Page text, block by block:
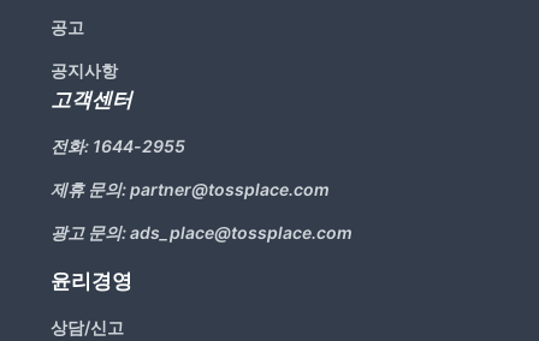
공고
공지사항
고객센터
전화: 1644-2955
제휴 문의:partner@tossplace.com
광고 문의:ads_place@tossplace.com
윤리경영
상담/신고